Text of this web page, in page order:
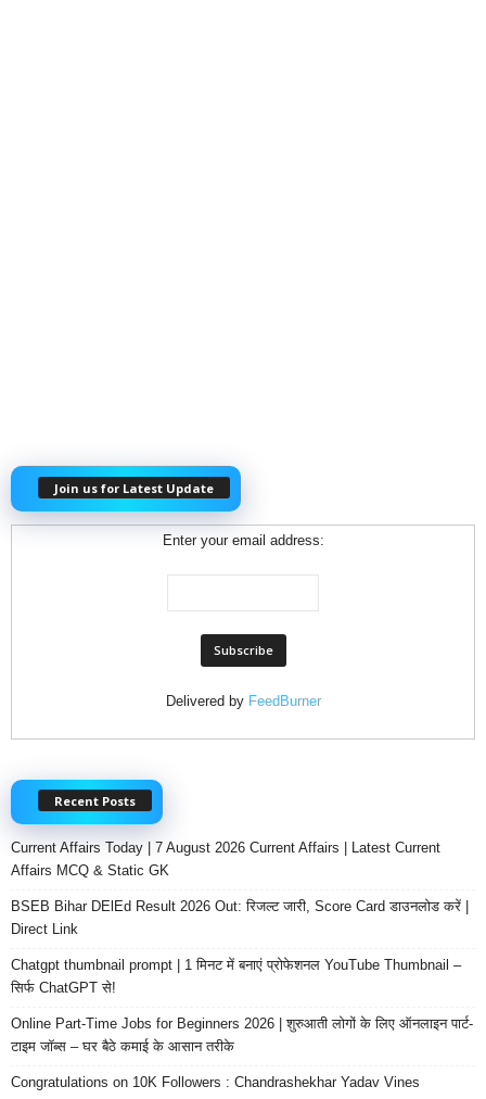
Join us for Latest Update
Enter your email address:
Delivered by FeedBurner
Recent Posts
Current Affairs Today | 7 August 2026 Current Affairs | Latest Current
Affairs MCQ & Static GK
BSEB Bihar DElEd Result 2026 Out: रिजल्ट जारी, Score Card डाउनलोड करें |
Direct Link
Chatgpt thumbnail prompt | 1 मिनट में बनाएं प्रोफेशनल YouTube Thumbnail –
सिर्फ ChatGPT से!
Online Part-Time Jobs for Beginners 2026 | शुरुआती लोगों के लिए ऑनलाइन पार्ट-
टाइम जॉब्स – घर बैठे कमाई के आसान तरीके
Congratulations on 10K Followers : Chandrashekhar Yadav Vines